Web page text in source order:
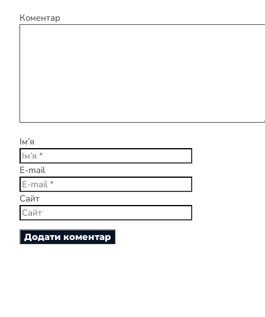
Коментар
Ім’я
E-mail
Сайт